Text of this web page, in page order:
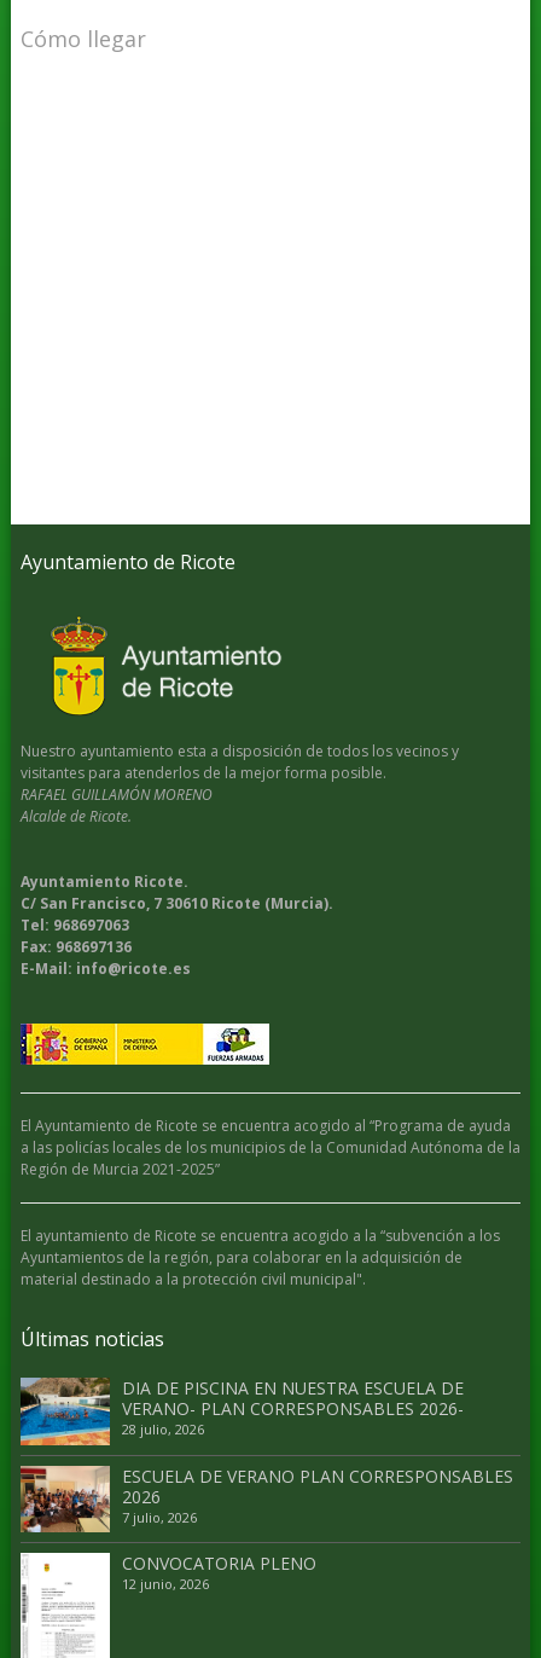
Cómo llegar
Ayuntamiento de Ricote
Nuestro ayuntamiento esta a disposición de todos los vecinos y
visitantes para atenderlos de la mejor forma posible.
RAFAEL GUILLAMÓN MORENO
Alcalde de Ricote.
Ayuntamiento Ricote.
C/ San Francisco, 7 30610 Ricote (Murcia).
Tel: 968697063
Fax: 968697136
E-Mail: info@ricote.es
El Ayuntamiento de Ricote se encuentra acogido al “Programa de ayuda
a las policías locales de los municipios de la Comunidad Autónoma de la
Región de Murcia 2021-2025”
El ayuntamiento de Ricote se encuentra acogido a la “subvención a los
Ayuntamientos de la región, para colaborar en la adquisición de
material destinado a la protección civil municipal".
Últimas noticias
DIA DE PISCINA EN NUESTRA ESCUELA DE
VERANO- PLAN CORRESPONSABLES 2026-
28 julio, 2026
ESCUELA DE VERANO PLAN CORRESPONSABLES
2026
7 julio, 2026
CONVOCATORIA PLENO
12 junio, 2026